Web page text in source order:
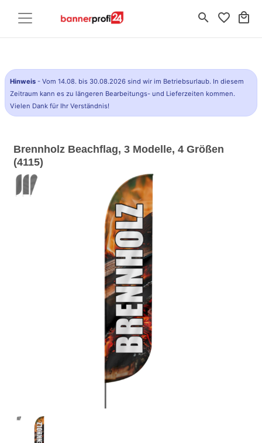
search favorite_border local_mall
Hinweis - Vom 14.08. bis 30.08.2026 sind wir im Betriebsurlaub. In diesem
Zeitraum kann es zu längeren Bearbeitungs- und Lieferzeiten kommen.
Vielen Dank für Ihr Verständnis!
Brennholz Beachflag, 3 Modelle, 4 Größen
(4115)